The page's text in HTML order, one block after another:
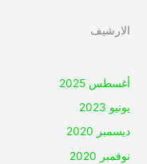
الارشيف
أغسطس 2025
يونيو 2023
ديسمبر 2020
نوفمبر 2020